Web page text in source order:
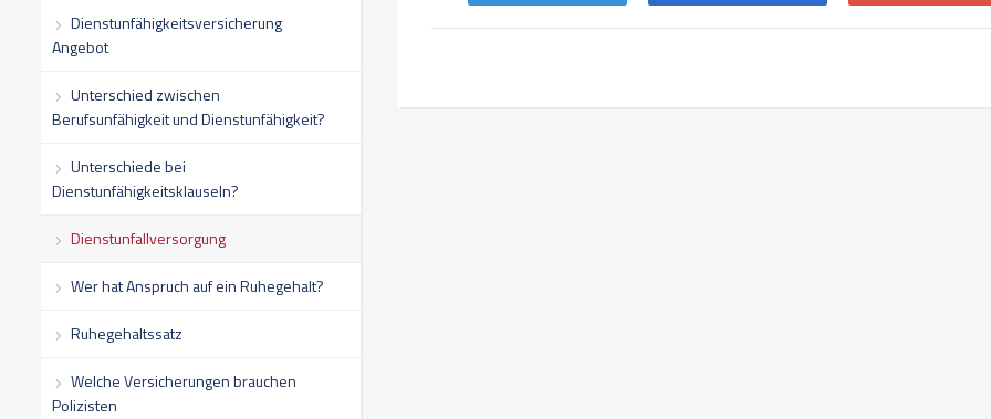
Dienstunfähigkeitsversicherung
Angebot
Unterschied zwischen
Berufsunfähigkeit und Dienstunfähigkeit?
Unterschiede bei
Dienstunfähigkeitsklauseln?
Dienstunfallversorgung
Wer hat Anspruch auf ein Ruhegehalt?
Ruhegehaltssatz
Welche Versicherungen brauchen
Polizisten